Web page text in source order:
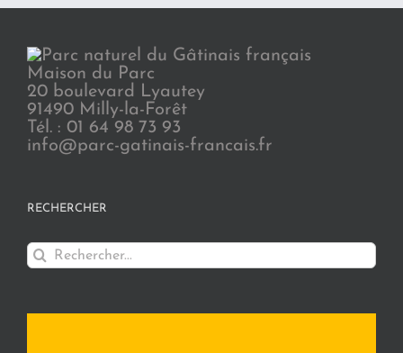
Maison du Parc
20 boulevard Lyautey
91490 Milly-la-Forêt
Tél. : 01 64 98 73 93
info@parc-gatinais-francais.fr
RECHERCHER
Rechercher: